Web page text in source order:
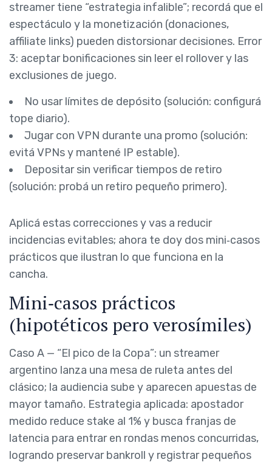
streamer tiene “estrategia infalible”; recordá que el
espectáculo y la monetización (donaciones,
affiliate links) pueden distorsionar decisiones. Error
3: aceptar bonificaciones sin leer el rollover y las
exclusiones de juego.
No usar límites de depósito (solución: configurá
tope diario).
Jugar con VPN durante una promo (solución:
evitá VPNs y mantené IP estable).
Depositar sin verificar tiempos de retiro
(solución: probá un retiro pequeño primero).
Aplicá estas correcciones y vas a reducir
incidencias evitables; ahora te doy dos mini‑casos
prácticos que ilustran lo que funciona en la
cancha.
Mini‑casos prácticos
(hipotéticos pero verosímiles)
Caso A — “El pico de la Copa”: un streamer
argentino lanza una mesa de ruleta antes del
clásico; la audiencia sube y aparecen apuestas de
mayor tamaño. Estrategia aplicada: apostador
medido reduce stake al 1% y busca franjas de
latencia para entrar en rondas menos concurridas,
logrando preservar bankroll y registrar pequeños